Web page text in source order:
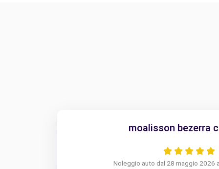
moalisson bezerra
Noleggio auto dal 28 maggio 2026